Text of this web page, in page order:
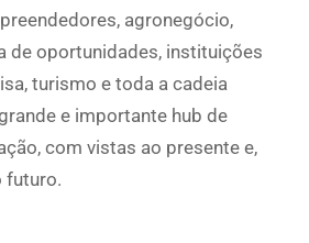
agronegócio,
de oportunidades, instituições
turismo e toda a cadeia
e importante hub de
com vistas ao presente e,
futuro.